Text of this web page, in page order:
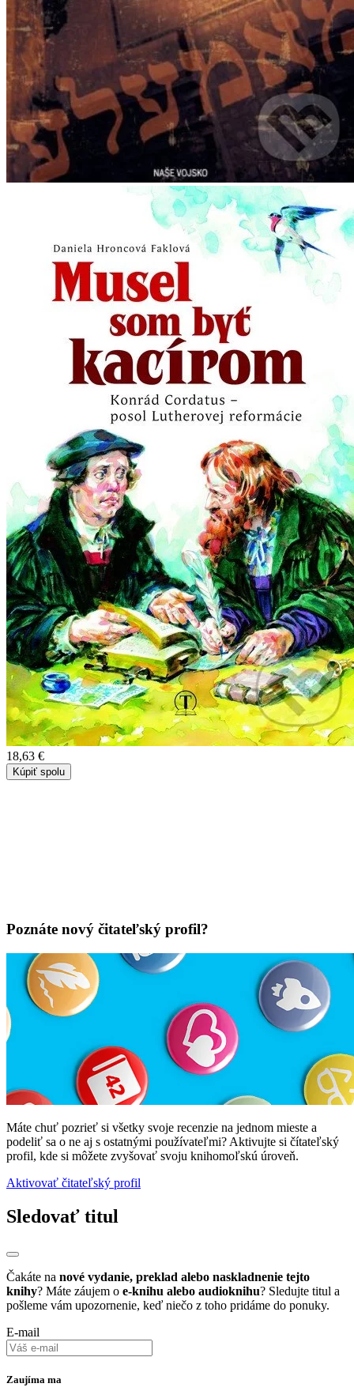
18,63 €
Kúpiť spolu
Poznáte nový čitateľský profil?
Máte chuť pozrieť si všetky svoje recenzie na jednom mieste a
podeliť sa o ne aj s ostatnými používateľmi? Aktivujte si čítateľský
profil, kde si môžete zvyšovať svoju knihomoľskú úroveň.
Aktivovať čitateľský profil
Sledovať titul
Čakáte na nové vydanie, preklad alebo naskladnenie tejto
knihy? Máte záujem o e-knihu alebo audioknihu? Sledujte titul a
pošleme vám upozornenie, keď niečo z toho pridáme do ponuky.
E-mail
Zaujíma ma